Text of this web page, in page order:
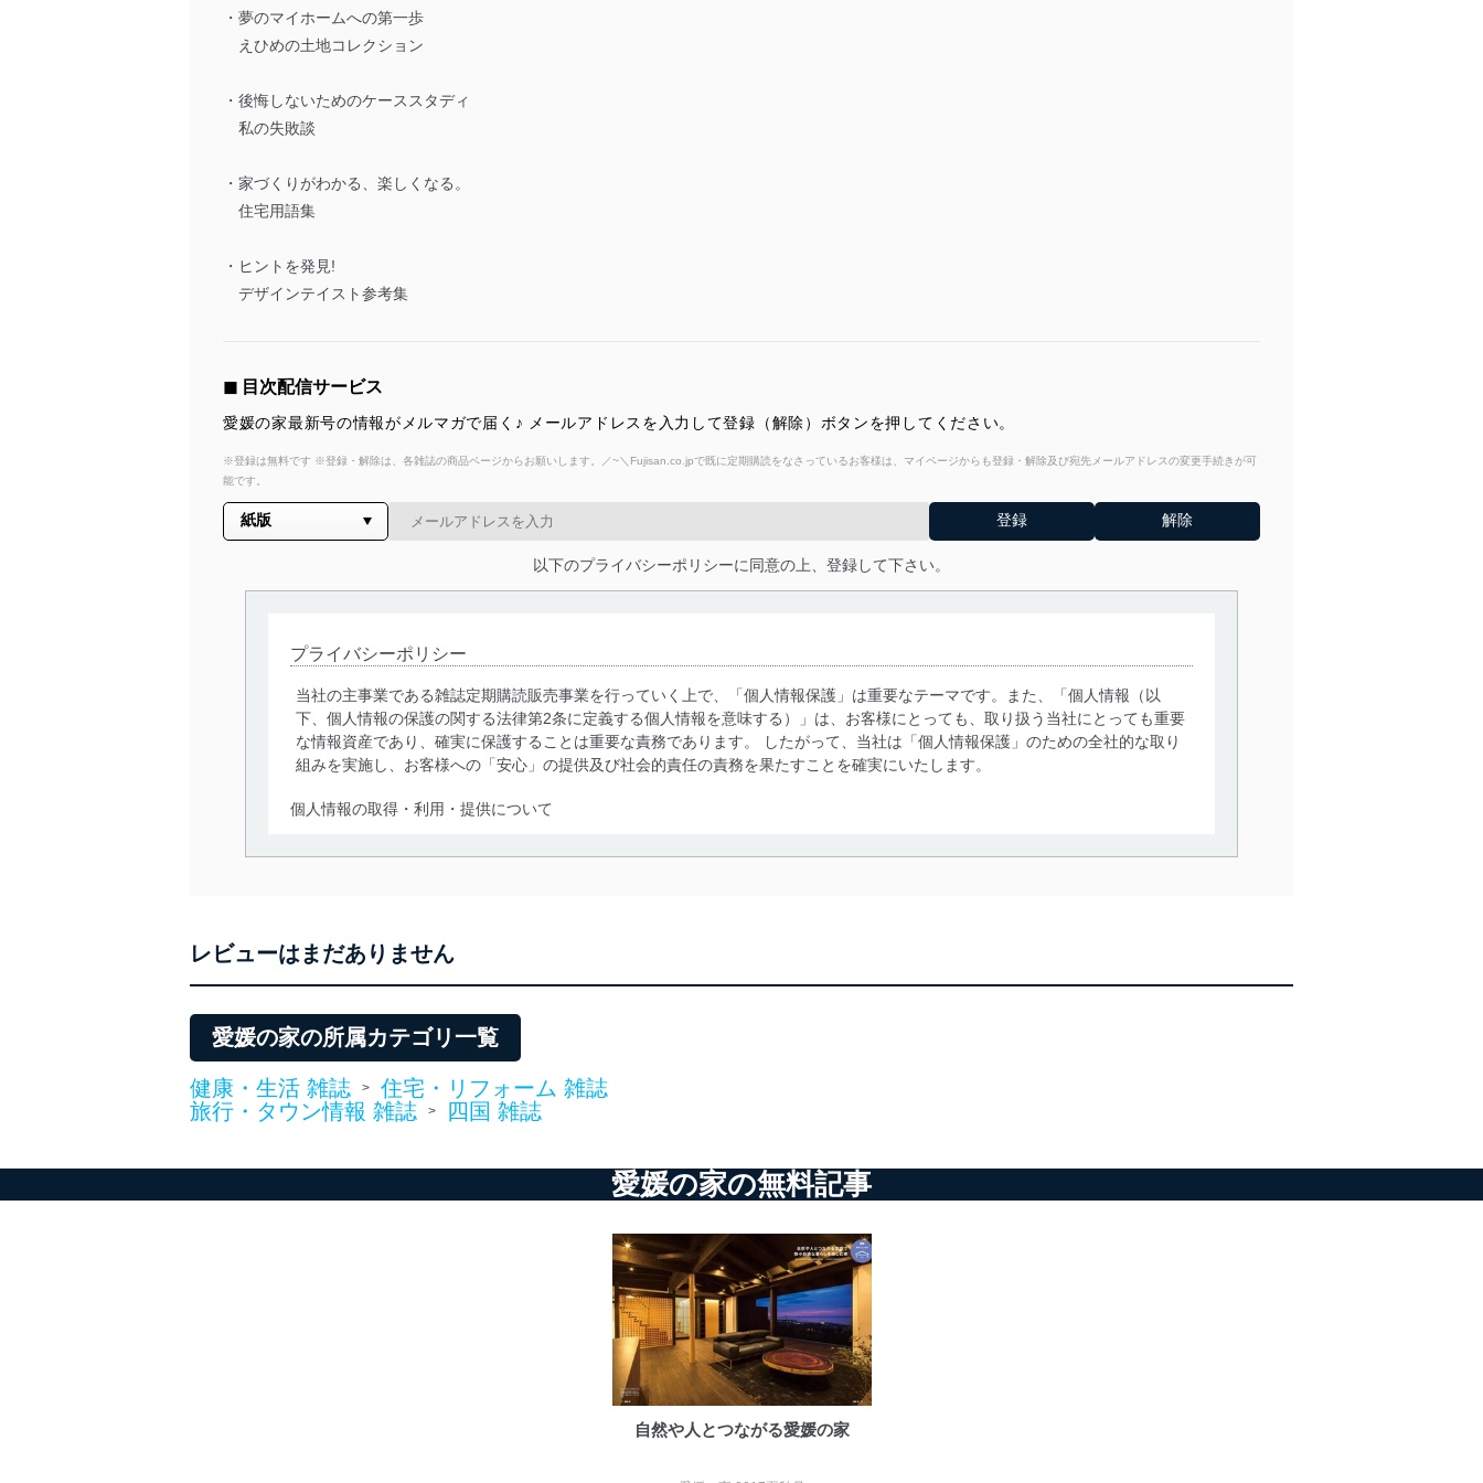
・夢のマイホームへの第一歩
えひめの土地コレクション
・後悔しないためのケーススタディ
私の失敗談
・家づくりがわかる、楽しくなる。
住宅用語集
・ヒントを発見!
デザインテイスト参考集
◼︎ 目次配信サービス
愛媛の家最新号の情報がメルマガで届く♪ メールアドレスを入力して登録（解除）ボタンを押してください。
※登録は無料です ※登録・解除は、各雑誌の商品ページからお願いします。／~＼Fujisan.co.jpで既に定期購読をなさっているお客様は、マイページからも登録・解除及び宛先メールアドレスの変更手続きが可
能です。
以下のプライバシーポリシーに同意の上、登録して下さい。
プライバシーポリシー
当社の主事業である雑誌定期購読販売事業を行っていく上で、「個人情報保護」は重要なテーマです。また、「個人情報（以
下、個人情報の保護の関する法律第2条に定義する個人情報を意味する）」は、お客様にとっても、取り扱う当社にとっても重要
な情報資産であり、確実に保護することは重要な責務であります。 したがって、当社は「個人情報保護」のための全社的な取り
組みを実施し、お客様への「安心」の提供及び社会的責任の責務を果たすことを確実にいたします。
個人情報の取得・利用・提供について
当社は、個人情報の取得・利用・提供に際して、その利用目的を明確にし、本人の同意を得たうえで利用目的の達成に必要な範
法令遵守
令及びその他の規範を常に適合させます。
個人情報の安全管理措置
当社は、個人情報の正確性及び安全性を確保するために、下記セキュリティ対策をはじめとする安全対策を実施し、個人情報の
個人データを取り扱うことのできる機器及び当該機器を取り扱う従業者を明確化し、 個人データへの不要なアクセスを防止
機器に標準装備されているユーザー制御機能（ユーザーアカウント制御）により、個人情報データベース等を取り扱う情報
システムを使用する従業者を識別・認証しています。
個人データを取り扱う機器等のオペレーティングシステムを最新の状態に保持しています。
個人データを取り扱う機器等にセキュリティ対策ソフトウェア等を導入し、自動更新 機能等の活用により、これを最新状態
レビューはまだありません
愛媛の家の所属カテゴリ一覧
健康・生活 雑誌 >
住宅・リフォーム 雑誌
旅行・タウン情報 雑誌
> 四国 雑誌
愛媛の家の無料記事
自然や人とつながる愛媛の家